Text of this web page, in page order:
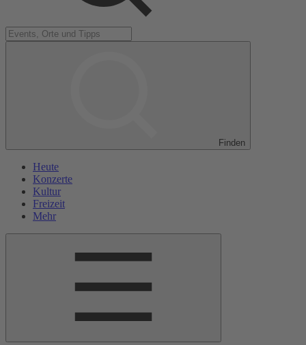
Finden
Heute
Konzerte
Kultur
Freizeit
Mehr